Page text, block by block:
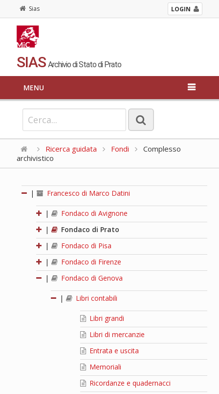
Sias LOGIN
SIAS Archivio di Stato di Prato
MENU
Ricerca guidata Fondi
Complesso
archivistico
| Francesco di Marco Datini
|
Fondaco di Avignone
|
Fondaco di Prato
|
Fondaco di Pisa
|
Fondaco di Firenze
|
Fondaco di Genova
| Libri contabili
Libri grandi
Libri di mercanzie
Entrata e uscita
Memoriali
Ricordanze e quadernacci